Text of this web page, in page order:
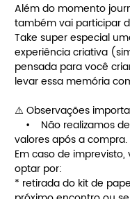
Além do momento
também vai participar
Take super especial
experiência criativa
pensada para você
levar essa memória
⚠️ Observações
• Não realizamos
valores após a compra.
Em caso de
optar por:
* retirada do kit de